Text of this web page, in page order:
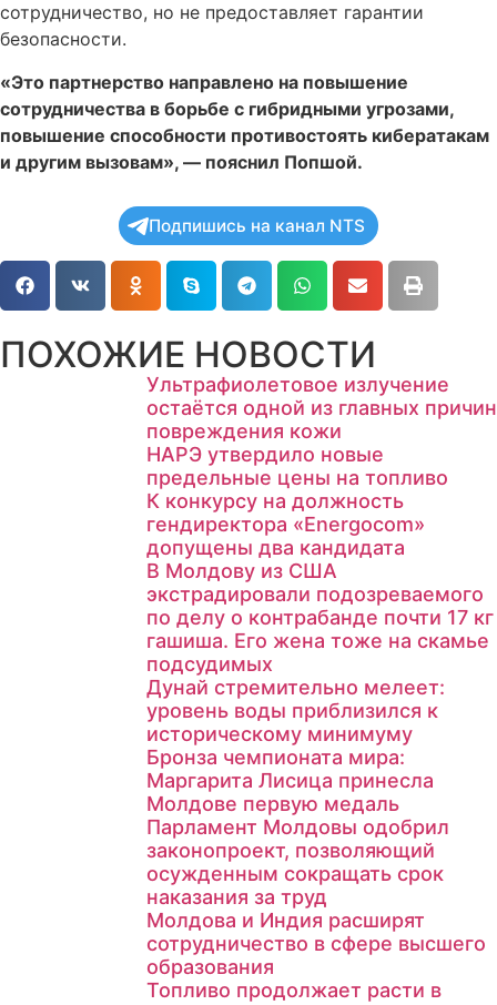
сотрудничество, но не предоставляет гарантии
безопасности.
«Это партнерство направлено на повышение
сотрудничества в борьбе с гибридными угрозами,
повышение способности противостоять кибератакам
и другим вызовам», — пояснил Попшой.
Подпишись на канал NTS
ПОХОЖИЕ НОВОСТИ
Ультрафиолетовое излучение
остаётся одной из главных причин
повреждения кожи
НАРЭ утвердило новые
предельные цены на топливо
К конкурсу на должность
гендиректора «Energocom»
допущены два кандидата
В Молдову из США
экстрадировали подозреваемого
по делу о контрабанде почти 17 кг
гашиша. Его жена тоже на скамье
подсудимых
Дунай стремительно мелеет:
уровень воды приблизился к
историческому минимуму
Бронза чемпионата мира:
Маргарита Лисица принесла
Молдове первую медаль
Парламент Молдовы одобрил
законопроект, позволяющий
осужденным сокращать срок
наказания за труд
Молдова и Индия расширят
сотрудничество в сфере высшего
образования
Топливо продолжает расти в